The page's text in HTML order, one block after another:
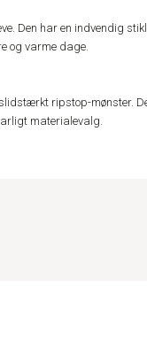
Den har en indvendig
og varme dage.
ripstop-mønster.
materialevalg.